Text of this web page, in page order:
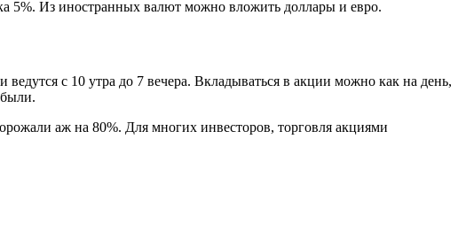
5%. Из иностранных валют можно вложить доллары и евро.
ведутся с 10 утра до 7 вечера. Вкладываться в акции можно как на день,
аж на 80%. Для многих инвесторов, торговля акциями